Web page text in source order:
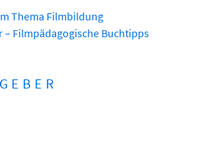
Thema Filmbildung
– Filmpädagogische Buchtipps